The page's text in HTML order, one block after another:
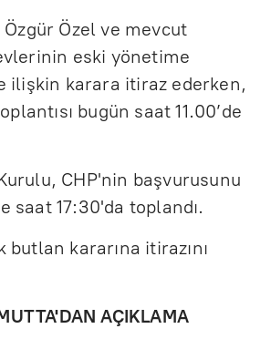
Özel ve mevcut
eski yönetime
ilişkin karara itiraz ederken,
bugün saat 11.00’de
CHP'nin başvurusunu
saat 17:30'da toplandı.
butlan kararına itirazını
AÇIKLAMA